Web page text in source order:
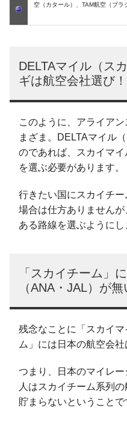
空（カタール）、TAM航空（ブラ
DELTAマイル（ス
ギは航空会社選び！
このように、アライア
まざま。DELTAマイル
のであれば、スカイマイ
を選ぶ必要があります。
行きたい国にスカイチ
場合は仕方ありません
ある路線を選ぶようにし
「スカイチーム」
（ANA・JAL）が無
残念なことに「スカイ
ム」には日本の航空会社
つまり、日本のマイレ
人はスカイチーム系列
貯まらないということで